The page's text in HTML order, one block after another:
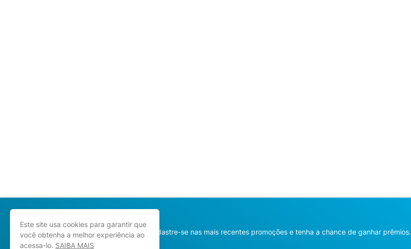
Cadastre-se nas mais recentes promoções e tenha a chance de ganhar prêmios.
Este site usa cookies para garantir que
você obtenha a melhor experiência ao
acessa-lo. SAIBA MAIS